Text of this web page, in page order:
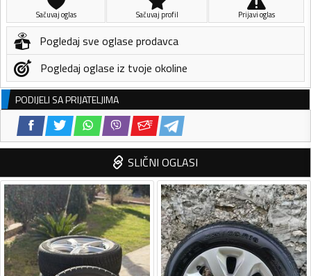
Sačuvaj oglas Sačuvaj profil Prijavi oglas
Pogledaj sve oglase prodavca
Pogledaj oglase iz tvoje okoline
PODIJELI SA PRIJATELJIMA
SLIČNI OGLASI